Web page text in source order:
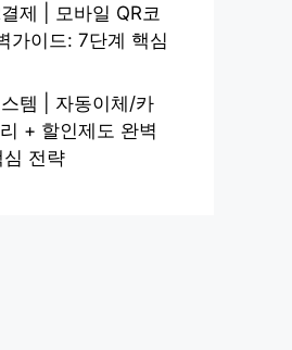
제 | 모바일 QR코
가이드: 7단계 핵심
템 | 자동이체/카
+ 할인제도 완벽
전략